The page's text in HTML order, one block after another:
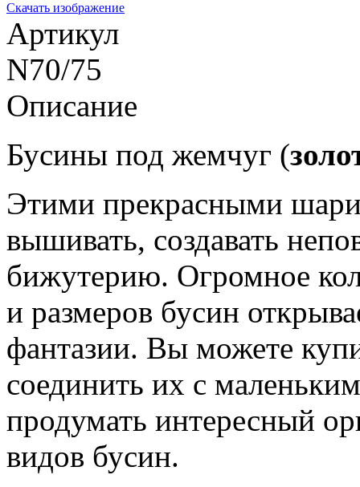
Скачать изображение
Артикул
N70/75
Описание
Бусины под жемчуг (
Этими прекрасными
вышивать, создавать
бижутерию. Огромное
и размеров бусин
фантазии. Вы можете
соединить их с
продумать интересный
видов бусин.